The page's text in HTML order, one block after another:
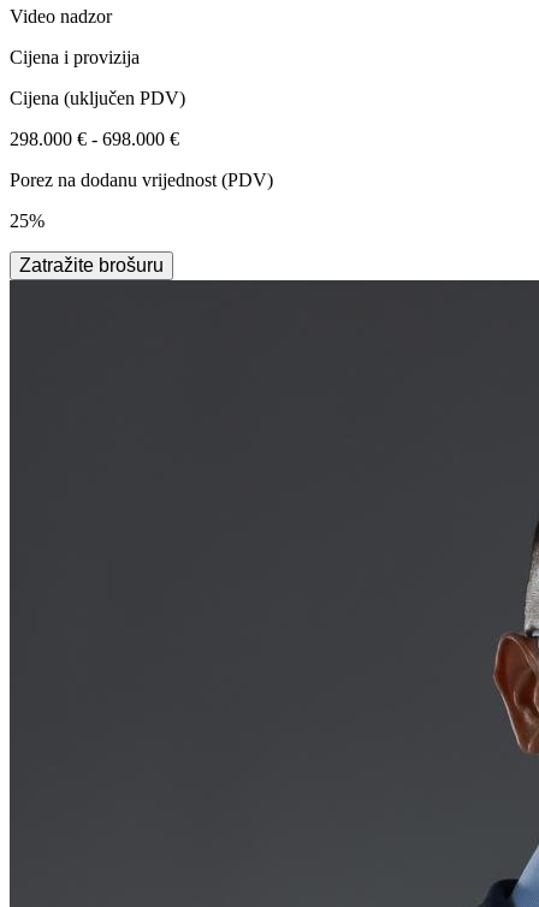
Video nadzor
Cijena i provizija
Cijena (uključen PDV)
298.000 € - 698.000 €
Porez na dodanu vrijednost (PDV)
25%
Zatražite brošuru